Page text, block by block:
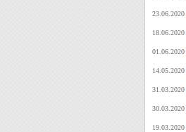
23.06.2020
18.06.2020
01.06.2020
14.05.2020
31.03.2020
30.03.2020
19.03.2020